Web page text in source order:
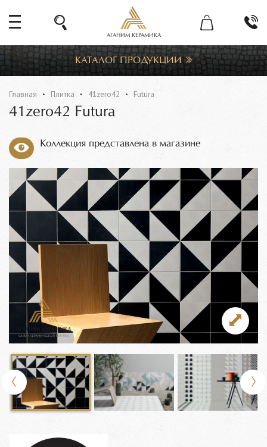
АГАНИМ КЕРАМИКА
КАТАЛОГ ПРОДУКЦИИ
Главная Плитка 41zero42 Futura
41zero42 Futura
Коллекция представлена в магазине